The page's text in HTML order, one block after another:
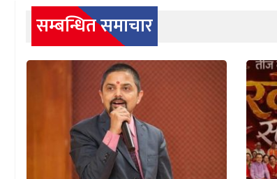
सम्बन्धित समाचार